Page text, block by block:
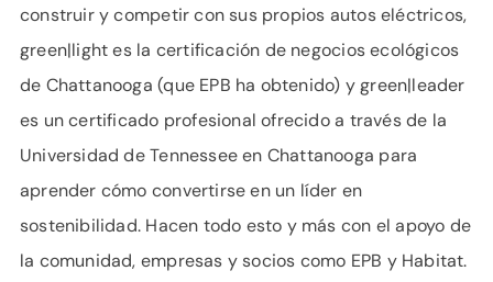
construir y competir con sus propios autos eléctricos,
green|light es la certificación de negocios ecológicos
de Chattanooga (que EPB ha obtenido) y green|leader
es un certificado profesional ofrecido a través de la
Universidad de Tennessee en Chattanooga para
aprender cómo convertirse en un líder en
sostenibilidad. Hacen todo esto y más con el apoyo de
la comunidad, empresas y socios como EPB y Habitat.